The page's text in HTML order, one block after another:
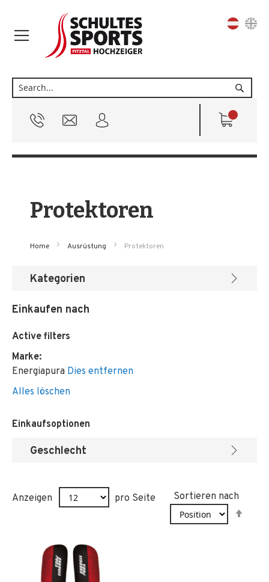
Suche
Sprache
Protektoren
Home Ausrüstung Protektoren
Anzeigen pro Seite
Sortieren nach
Kategorien
Einkaufen nach
Active filters
Marke
Energiapura Dies entfernen
Alles löschen
Einkaufsoptionen
Geschlecht